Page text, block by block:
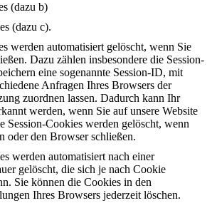
(dazu b)
(dazu c).
werden automatisiert gelöscht, wenn Sie
Dazu zählen insbesondere die Session-
eine sogenannte Session-ID, mit
Anfragen Ihres Browsers der
zuordnen lassen. Dadurch kann Ihr
werden, wenn Sie auf unsere Website
Session-Cookies werden gelöscht, wenn
oder den Browser schließen.
werden automatisiert nach einer
gelöscht, die sich je nach Cookie
Sie können die Cookies in den
Ihres Browsers jederzeit löschen.